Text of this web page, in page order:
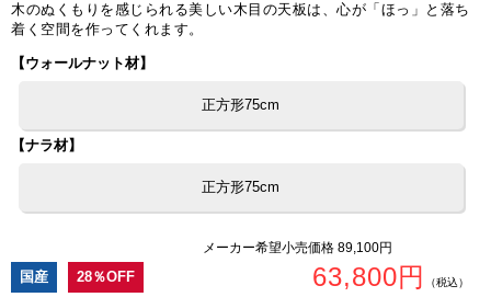
木のぬくもりを感じられる美しい木目の天板は、心が「ほっ」と落ち
着く空間を作ってくれます。
【ウォールナット材】
正方形75cm
【ナラ材】
正方形75cm
メーカー希望小売価格 89,100円
国産 28％OFF 63,800円 （税込）